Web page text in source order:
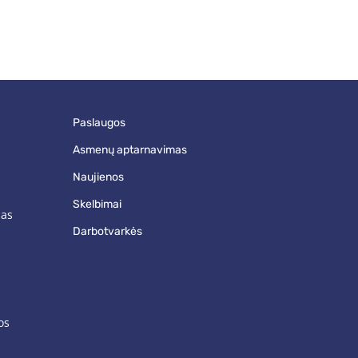
paslaugos
asmenų aptarnavimas
naujienos
skelbimai
darbotvarkės